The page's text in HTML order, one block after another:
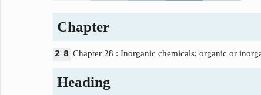
Chapter
2 8 Chapter 28 : Inorganic chemicals; organic or
Heading